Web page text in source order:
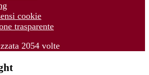
cookie
trasparente
2054 volte